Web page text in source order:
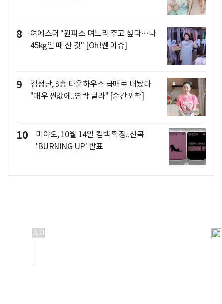
8
여에스더 "원피스 며느리 주고 싶다…나
45kg일 때 산 것" [Oh!쎈 이슈]
9
김정난, 3층 타운하우스 급매로 내놨다
"매우 싼값에..연락 달라" [순간포착]
10
미야오, 10월 14일 컴백 확정..신곡
'BURNING UP' 발표